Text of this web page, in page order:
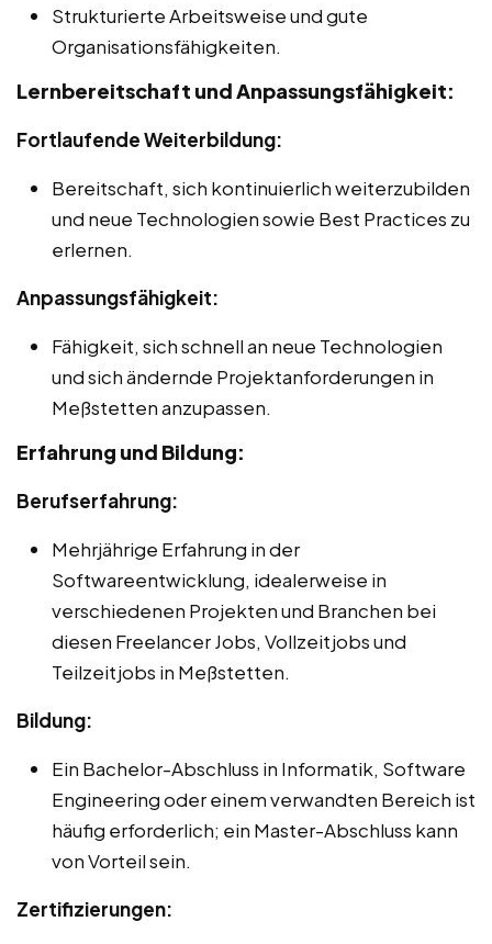
Strukturierte Arbeitsweise und gute
Organisationsfähigkeiten.
Lernbereitschaft und Anpassungsfähigkeit:
Fortlaufende Weiterbildung:
Bereitschaft, sich kontinuierlich weiterzubilden
und neue Technologien sowie Best Practices zu
erlernen.
Anpassungsfähigkeit:
Fähigkeit, sich schnell an neue Technologien
und sich ändernde Projektanforderungen in
Meßstetten anzupassen.
Erfahrung und Bildung:
Berufserfahrung:
Mehrjährige Erfahrung in der
Softwareentwicklung, idealerweise in
verschiedenen Projekten und Branchen bei
diesen Freelancer Jobs, Vollzeitjobs und
Teilzeitjobs in Meßstetten.
Bildung:
Ein Bachelor-Abschluss in Informatik, Software
Engineering oder einem verwandten Bereich ist
häufig erforderlich; ein Master-Abschluss kann
von Vorteil sein.
Zertifizierungen: